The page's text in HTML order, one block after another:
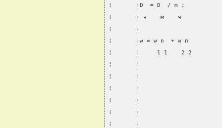
¦       ¦D  = D  / m ;
¦       ¦ ч    м    ч
¦       ¦
¦       ¦w = w n  + w n
¦       ¦     1 1    2 2
¦       ¦
¦       ¦
¦       ¦
¦       ¦
¦       ¦
¦       ¦